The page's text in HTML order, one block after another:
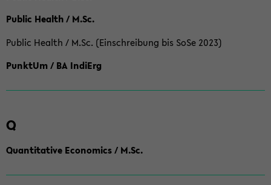
Public Health / M.Sc.
Public Health / M.Sc. (Einschreibung bis SoSe 2023)
PunktUm / BA IndiErg
Q
Quantitative Economics / M.Sc.